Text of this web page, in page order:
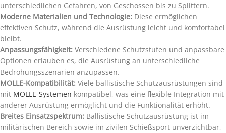
unterschiedlichen Gefahren, von Geschossen bis zu Splittern.
Moderne Materialien und Technologie: Diese ermöglichen
effektiven Schutz, während die Ausrüstung leicht und komfortabel
bleibt.
Anpassungsfähigkeit: Verschiedene Schutzstufen und anpassbare
Optionen erlauben es, die Ausrüstung an unterschiedliche
Bedrohungsszenarien anzupassen.
MOLLE-Kompatibilität: Viele ballistische Schutzausrüstungen sind
mit MOLLE-Systemen kompatibel, was eine flexible Integration mit
anderer Ausrüstung ermöglicht und die Funktionalität erhöht.
Breites Einsatzspektrum: Ballistische Schutzausrüstung ist im
militärischen Bereich sowie im zivilen Schießsport unverzichtbar,